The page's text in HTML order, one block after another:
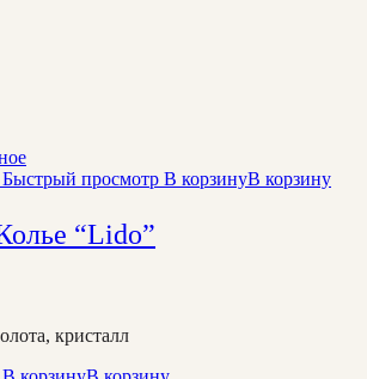
Быстрый просмотр В корзинуВ корзину
“Lido”
кристалл